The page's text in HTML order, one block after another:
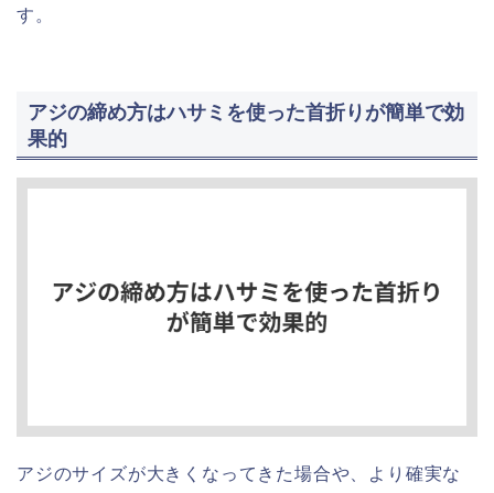
す。
アジの締め方はハサミを使った首折りが簡単で効
果的
アジのサイズが大きくなってきた場合や、より確実な